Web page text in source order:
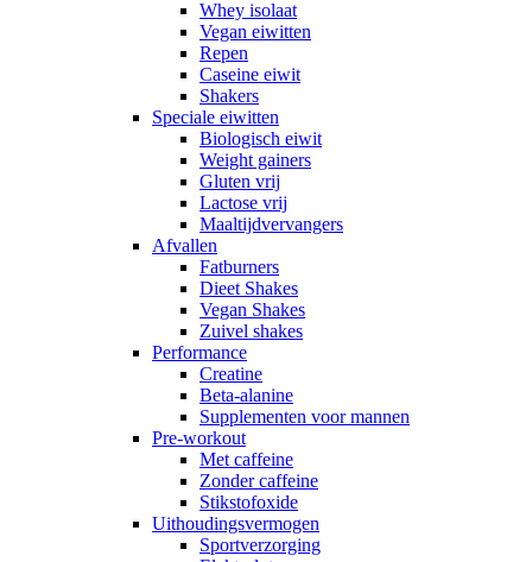
Whey isolaat
Vegan eiwitten
Repen
Caseine eiwit
Shakers
Speciale eiwitten
Biologisch eiwit
Weight gainers
Gluten vrij
Lactose vrij
Maaltijdvervangers
Afvallen
Fatburners
Dieet Shakes
Vegan Shakes
Zuivel shakes
Performance
Creatine
Beta-alanine
Supplementen voor mannen
Pre-workout
Met caffeine
Zonder caffeine
Stikstofoxide
Uithoudingsvermogen
Sportverzorging